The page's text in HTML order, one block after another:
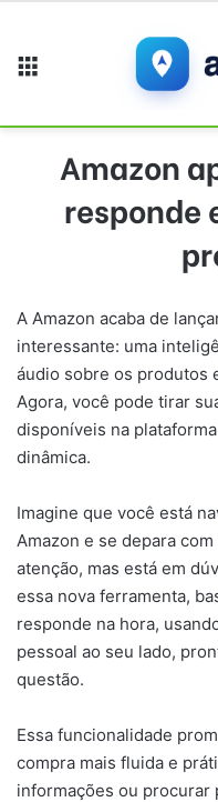
Amazon
responde
A Amazon acaba de
interessante: uma
áudio sobre os produtos
Agora, você pode tirar
disponíveis na
dinâmica.
Imagine que você está
Amazon e se depara
atenção, mas está em
essa nova ferramenta,
responde na hora,
pessoal ao seu lado,
questão.
Essa funcionalidade
compra mais fluida e
informações ou procurar